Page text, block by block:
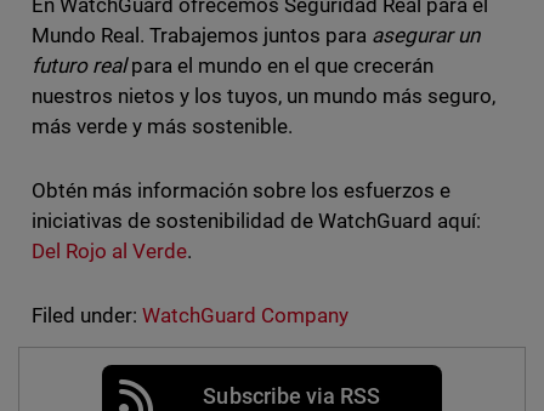
En WatchGuard ofrecemos Seguridad Real para el
Mundo Real. Trabajemos juntos para asegurar un
futuro realpara el mundo en el que crecerán
nuestros nietos y los tuyos, un mundo más seguro,
más verde y más sostenible.
Obtén más información sobre los esfuerzos e
iniciativas de sostenibilidad de WatchGuard aquí:
Del Rojo al Verde.
Filed under: WatchGuard Company
Subscribe via RSS